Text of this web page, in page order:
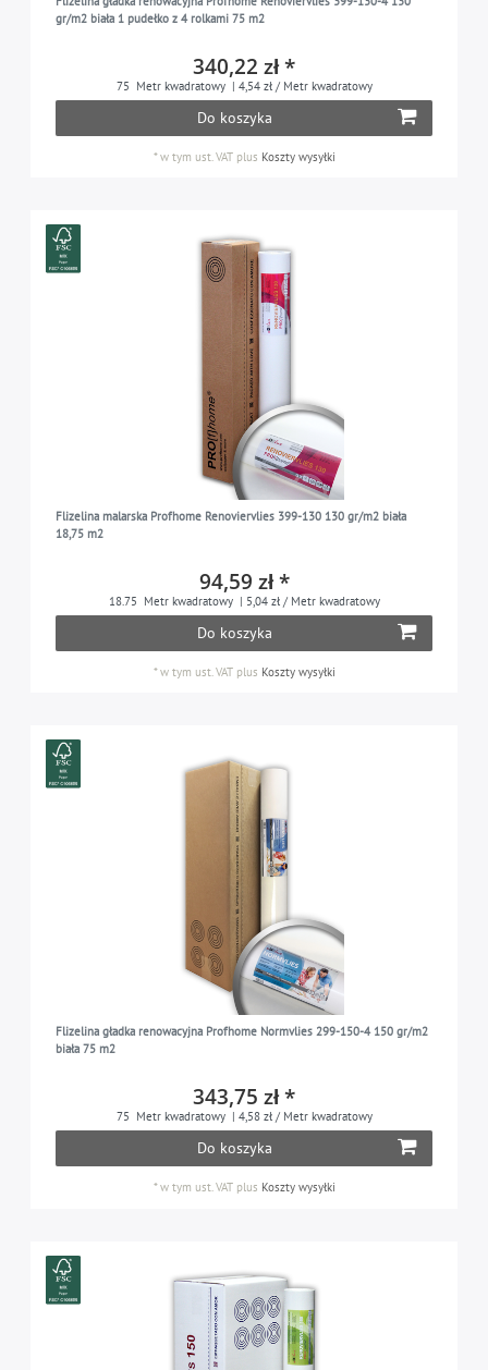
gr/m2 biała 1 pudełko z 4 rolkami 75 m2
340,22 zł *
75 Metr kwadratowy | 4,54 zł / Metr kwadratowy
Do koszyka
*w tym ust. VATplus Koszty wysyłki
Flizelina malarska Profhome Renoviervlies 399-130 130 gr/m2 biała
18,75 m2
94,59 zł *
18.75 Metr kwadratowy | 5,04 zł / Metr kwadratowy
Do koszyka
*w tym ust. VATplus Koszty wysyłki
Flizelina gładka renowacyjna Profhome Normvlies 299-150-4 150 gr/m2
biała 75 m2
343,75 zł *
75 Metr kwadratowy | 4,58 zł / Metr kwadratowy
Do koszyka
*w tym ust. VATplus Koszty wysyłki